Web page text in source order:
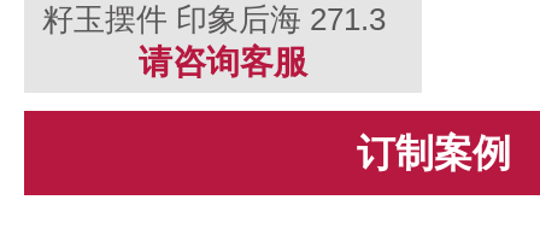
籽玉摆件 印象后海 271.3
请咨询客服
订制案例